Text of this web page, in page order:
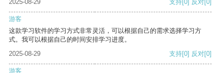
2025-08-29
支持[0] 反对[0]
游客
这款学习软件的学习方式非常灵活，可以根据自己的需求选择学习方
式。我可以根据自己的时间安排学习进度。
2025-08-29
支持[0] 反对[0]
游客